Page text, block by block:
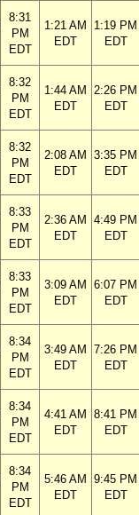
8:31
PM
EDT
1:21 AM
EDT
1:19 PM
EDT
8:32
PM
EDT
1:44 AM
EDT
2:26 PM
EDT
8:32
PM
EDT
2:08 AM
EDT
3:35 PM
EDT
8:33
PM
EDT
2:36 AM
EDT
4:49 PM
EDT
8:33
PM
EDT
3:09 AM
EDT
6:07 PM
EDT
8:34
PM
EDT
3:49 AM
EDT
7:26 PM
EDT
8:34
PM
EDT
4:41 AM
EDT
8:41 PM
EDT
8:34
PM
EDT
5:46 AM
EDT
9:45 PM
EDT